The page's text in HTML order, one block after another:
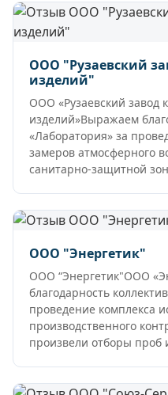
ООО "Рузаевский
изделий"
ООО «Рузаевский завод
изделий»Выражаем
«Лаборатория» за
замеров атмосферного
санитарно-защитной
ООО "Энергетик"
ООО “Энергетик"ООО
благодарность
проведение комплекса
производственного
произвели отборы проб